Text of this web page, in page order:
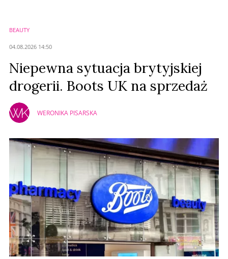
BEAUTY
04.08.2026 14:50
Niepewna sytuacja brytyjskiej
drogerii. Boots UK na sprzedaż
WERONIKA PISARSKA